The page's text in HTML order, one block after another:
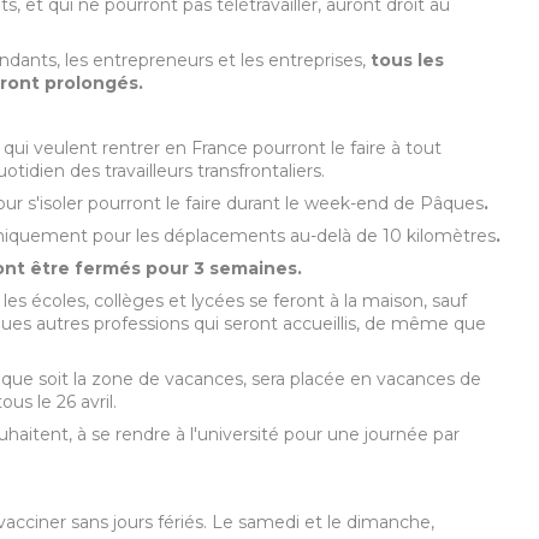
et qui ne pourront pas télétravailler, auront droit au
les entrepreneurs et les entreprises, tous les
prolongés.
veulent rentrer en France pourront le faire à tout
des travailleurs transfrontaliers.
s'isoler pourront le faire durant le week-end de Pâques.
pour les déplacements au-delà de 10 kilomètres.
être fermés pour 3 semaines.
écoles, collèges et lycées se feront à la maison, sauf
autres professions qui seront accueillis, de même que
soit la zone de vacances, sera placée en vacances de
le 26 avril.
à se rendre à l'université pour une journée par
sans jours fériés. Le samedi et le dimanche,